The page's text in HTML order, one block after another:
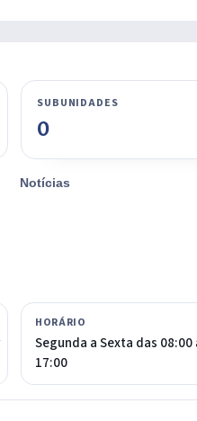
SUBUNIDADES
0
Notícias
HORÁRIO
Segunda a Sexta das 08:00
17:00